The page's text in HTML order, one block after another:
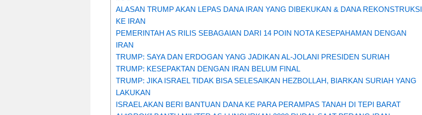
ALASAN TRUMP AKAN LEPAS DANA IRAN YANG DIBEKUKAN & DANA REKONSTRUKSI
KE IRAN
PEMERINTAH AS RILIS SEBAGAIAN DARI 14 POIN NOTA KESEPAHAMAN DENGAN
IRAN
TRUMP: SAYA DAN ERDOGAN YANG JADIKAN AL-JOLANI PRESIDEN SURIAH
TRUMP: KESEPAKTAN DENGAN IRAN BELUM FINAL
TRUMP: JIKA ISRAEL TIDAK BISA SELESAIKAN HEZBOLLAH, BIARKAN SURIAH YANG
LAKUKAN
ISRAEL AKAN BERI BANTUAN DANA KE PARA PERAMPAS TANAH DI TEPI BARAT